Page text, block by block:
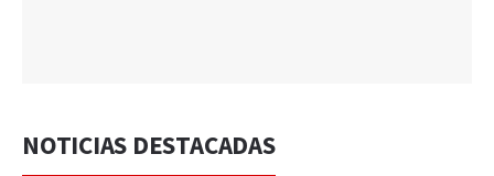
NOTICIAS DESTACADAS